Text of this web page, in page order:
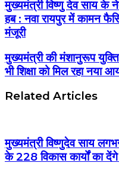
मुख्यमंत्री विष्णु देव साय के
हब : नवा रायपुर में कामन
मंजूरी
मुख्यमंत्री की मंशानुरूप
भी शिक्षा को मिल रहा नया
Related Articles
मुख्यमंत्री विष्णुदेव साय
के 228 विकास कार्यों का देंगे